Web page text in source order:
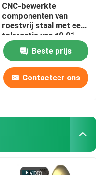
CNC-bewerkte
componenten van
roestvrij staal met een
tolerantie van ±0,01
mm
Beste prijs
Contacteer ons